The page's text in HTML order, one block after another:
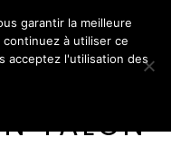
TALON
garantir la meilleure
à utiliser ce
acceptez l'utilisation des